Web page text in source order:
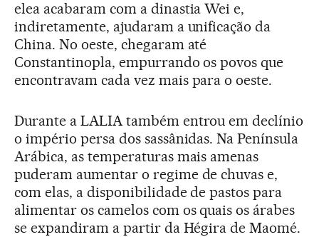
elea acabaram com a dinastia Wei e,
indiretamente, ajudaram a unificação da
China. No oeste, chegaram até
Constantinopla, empurrando os povos que
encontravam cada vez mais para o oeste.
Durante a LALIA também entrou em declínio
o império persa dos sassânidas. Na Península
Arábica, as temperaturas mais amenas
puderam aumentar o regime de chuvas e,
com elas, a disponibilidade de pastos para
alimentar os camelos com os quais os árabes
se expandiram a partir da Hégira de Maomé.